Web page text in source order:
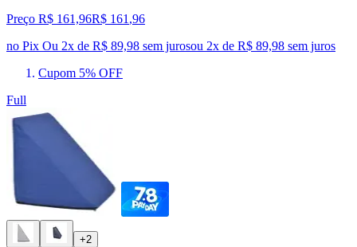
Preço R$ 161,96R$ 161 ,96
no Pix Ou 2x de R$ 89,98 sem jurosou 2x de R$ 89,98 sem juros
Cupom 5% OFF
Full
+2